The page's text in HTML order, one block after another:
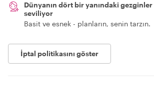
Dünyanın dört bir yanındaki gezginler
seviliyor
Basit ve esnek - planların, senin tarzın.
İptal politikasını göster